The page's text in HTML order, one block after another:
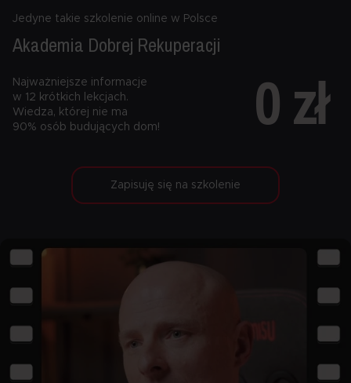
Jedyne takie szkolenie online w Polsce
Akademia Dobrej Rekuperacji
Najważniejsze informacje
w 12 krótkich lekcjach.
Wiedza, której nie ma
90% osób budujących dom!
0 zł
Zapisuję się na szkolenie